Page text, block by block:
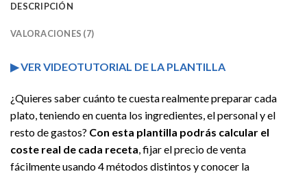
DESCRIPCIÓN
VALORACIONES (7)
▶ VER VIDEOTUTORIAL DE LA PLANTILLA
¿Quieres saber cuánto te cuesta realmente preparar cada
plato, teniendo en cuenta los ingredientes, el personal y el
resto de gastos? Con esta plantilla podrás calcular el
coste real de cada receta, fijar el precio de venta
fácilmente usando 4 métodos distintos y conocer la